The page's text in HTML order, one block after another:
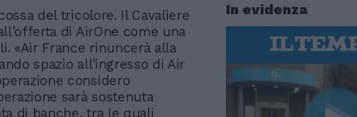
del tricolore. Il Cavaliere
di AirOne come una
«Air France rinuncerà alla
spazio all'ingresso di Air
considero
sarà sostenuta
di banche, tra le quali
In evidenza